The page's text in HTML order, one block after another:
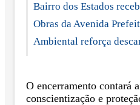
Bairro dos Estados
Obras da Avenida
Ambiental reforça
O encerramento contará
conscientização e